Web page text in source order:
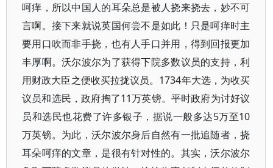
呵痒，所以中国人的耳朵总是被人挠来挠去，妙不可
言啊。接下来就说英国何尝不是如此！只是呵痒时主
要用口吹而非手挠，也有人手口并用，得到回报更加
丰厚啊。沃尔波尔为了获得下院多数议员的支持，利
用财政大臣之便收买拉拢议员。1734年大选，为收买
议员和选民，政府掏了11万英镑。平时政府为讨好议
员和选民也花费了许多银子，据说一般多达5万至10
万英镑。为此，沃尔波尔身后自然有一批追随者，挠
耳朵呵痒的文章，是很有针对性的。其实，沃尔波尔